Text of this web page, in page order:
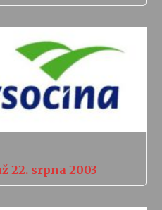
22. srpna 2003